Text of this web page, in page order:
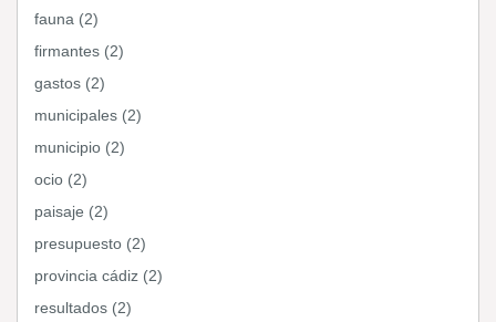
fauna (2)
firmantes (2)
gastos (2)
municipales (2)
municipio (2)
ocio (2)
paisaje (2)
presupuesto (2)
provincia cádiz (2)
resultados (2)